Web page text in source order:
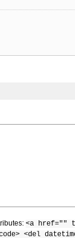
<a href=""
<del